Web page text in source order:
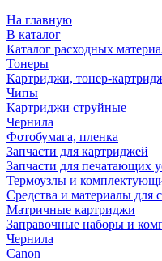
На главную
В каталог
Каталог расходных
Тонеры
Картриджи, тонер-
Чипы
Картриджи струйные
Чернила
Фотобумага, пленка
Запчасти для картриджей
Запчасти для печатающих
Термоузлы и
Средства и материалы для
Матричные картриджи
Заправочные наборы и
Чернила
Canon